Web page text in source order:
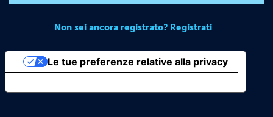
Non sei ancora registrato? Registrati
Le tue preferenze relative alla privacy